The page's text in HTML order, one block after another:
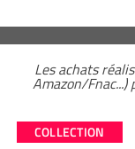
Les achats
Amazon/Fnac...)
COLLECTION